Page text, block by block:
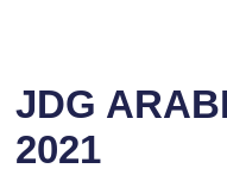
JDG
2021